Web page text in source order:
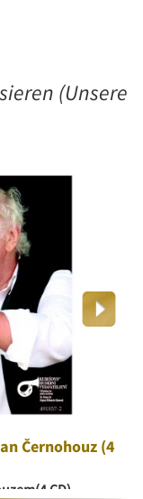
(Unsere
Černohouz (4
CD)